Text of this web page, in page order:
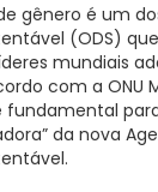
gênero é um
(ODS)
mundiais
com a ONU
fundamental
da nova